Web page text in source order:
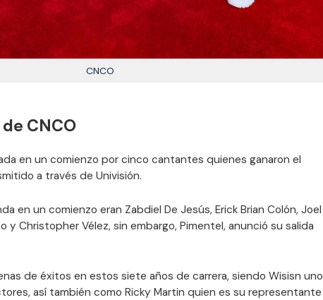
CNCO
CNCO
en un comienzo por cinco cantantes quienes ganaron el
a través de Univisión.
en un comienzo eran Zabdiel De Jesús, Erick Brian Colón, Joel
y Christopher Vélez, sin embargo, Pimentel, anunció su salida
de éxitos en estos siete años de carrera, siendo Wisisn uno
así también como Ricky Martin quien es su representante